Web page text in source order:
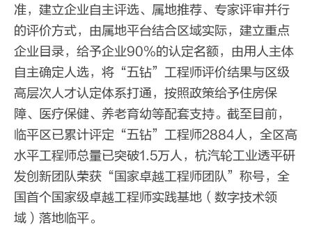
准，建立企业自主评选、属地推荐、专家评审并行
的评价方式，由属地平台结合区域实际，建立重点
企业目录，给予企业90%的认定名额，由用人主体
自主确定人选，将“五钻”工程师评价结果与区级
高层次人才认定体系打通，按照政策给予住房保
障、医疗保健、养老育幼等配套支持。截至目前，
临平区已累计评定“五钻”工程师2884人，全区高
水平工程师总量已突破1.5万人，杭汽轮工业透平研
发创新团队荣获“国家卓越工程师团队”称号，全
国首个国家级卓越工程师实践基地（数字技术领
域）落地临平。